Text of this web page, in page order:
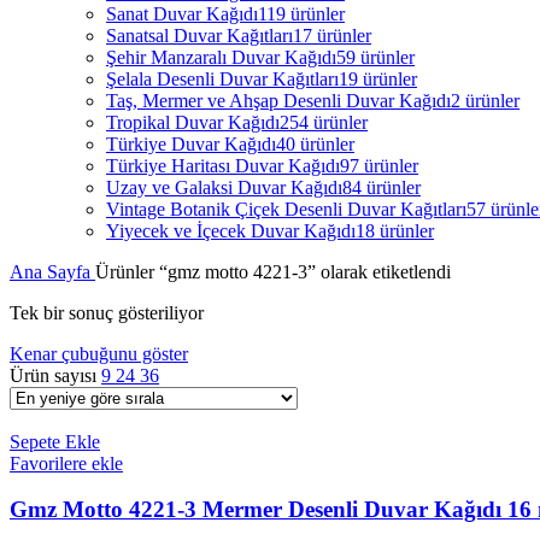
Sanat Duvar Kağıdı119 ürünler
Sanatsal Duvar Kağıtları17 ürünler
Şehir Manzaralı Duvar Kağıdı59 ürünler
Şelala Desenli Duvar Kağıtları19 ürünler
Taş, Mermer ve Ahşap Desenli Duvar Kağıdı2 ürünler
Tropikal Duvar Kağıdı254 ürünler
Türkiye Duvar Kağıdı40 ürünler
Türkiye Haritası Duvar Kağıdı97 ürünler
Uzay ve Galaksi Duvar Kağıdı84 ürünler
Vintage Botanik Çiçek Desenli Duvar Kağıtları57
Yiyecek ve İçecek Duvar Kağıdı18 ürünler
Ana Sayfa Ürünler “gmz motto 4221-3” olarak etiketlendi
Tek bir sonuç gösteriliyor
Kenar çubuğunu göster
Ürün sayısı 9 24 36
Sepete Ekle
Favorilere ekle
Gmz Motto 4221-3 Mermer Desenli Duvar Kağıdı 16